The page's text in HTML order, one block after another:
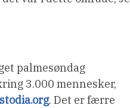
palmesøndag
3.000 mennesker,
. Det er færre